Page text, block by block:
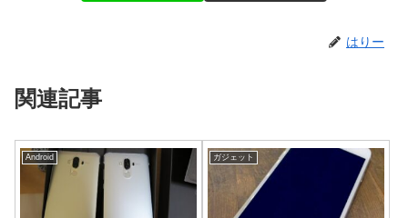
はりー
関連記事
Android ガジェット